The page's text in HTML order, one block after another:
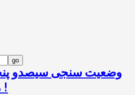
وضعیت سنجی سیصدو
مشارکت در فساد !